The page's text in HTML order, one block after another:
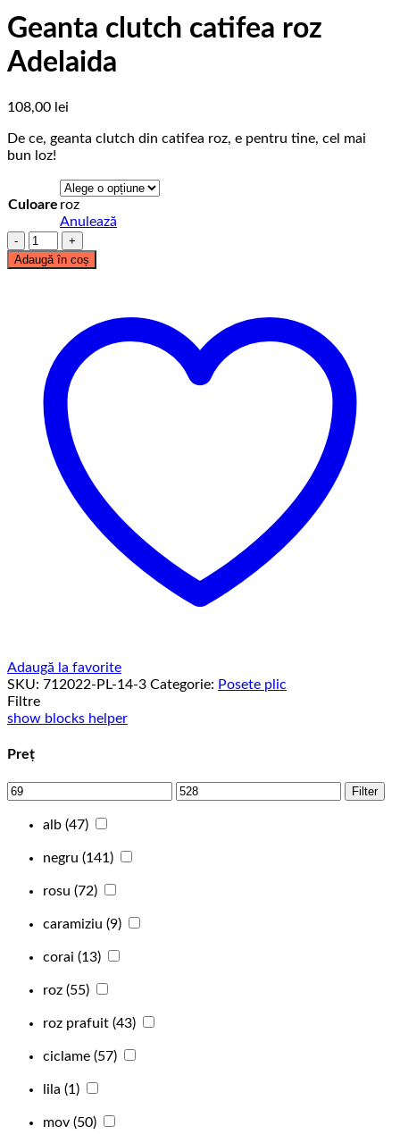
Geanta clutch catifea roz
Adelaida
108,00 lei
De ce, geanta clutch din catifea roz, e pentru tine, cel mai
bun loz!
Culoare roz
Anulează
Cantitate
Geanta
clutch
Adaugă în coș
Adaugă la favorite
SKU: 712022-PL-14-3 Categorie: Posete plic
Filtre
show blocks helper
Preț
Filter
alb (47)
negru (141)
rosu (72)
caramiziu (9)
corai (13)
roz (55)
roz prafuit (43)
ciclame (57)
lila (1)
mov (50)